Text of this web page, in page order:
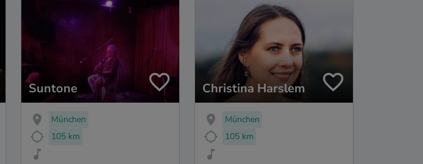
Suntone
München
105 km
Christina Harslem
München
105 km